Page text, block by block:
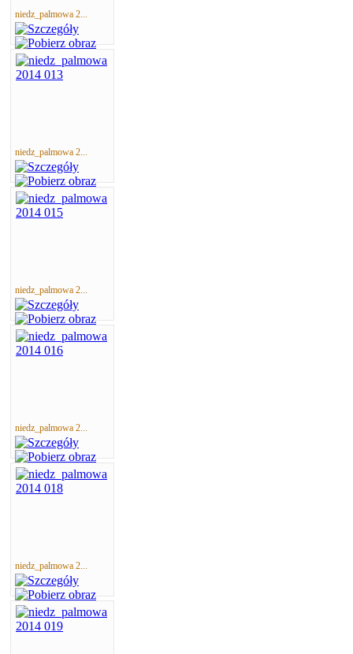
niedz_palmowa 2...
niedz_palmowa 2...
niedz_palmowa 2...
niedz_palmowa 2...
niedz_palmowa 2...